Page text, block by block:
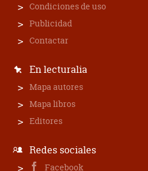
Condiciones de uso
Publicidad
Contactar
En lecturalia
Mapa autores
Mapa libros
Editores
Redes sociales
Facebook